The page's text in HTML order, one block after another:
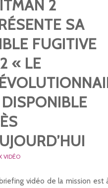
2
SA
FUGITIVE
« LE
VIDÉO
vidéo de la mission est